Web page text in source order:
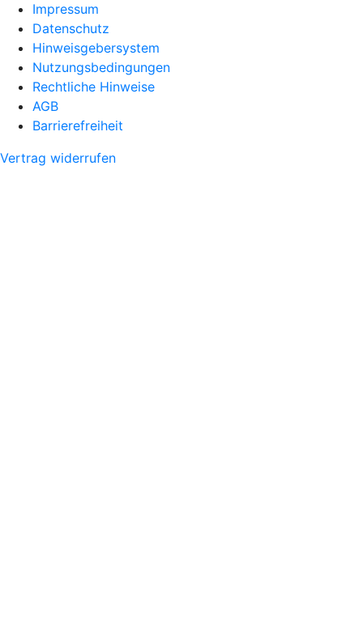
Impressum
Datenschutz
Hinweisgebersystem
Nutzungsbedingungen
Rechtliche Hinweise
AGB
Barrierefreiheit
Vertrag widerrufen